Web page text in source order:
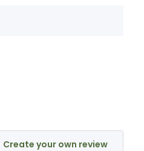
Create your own review